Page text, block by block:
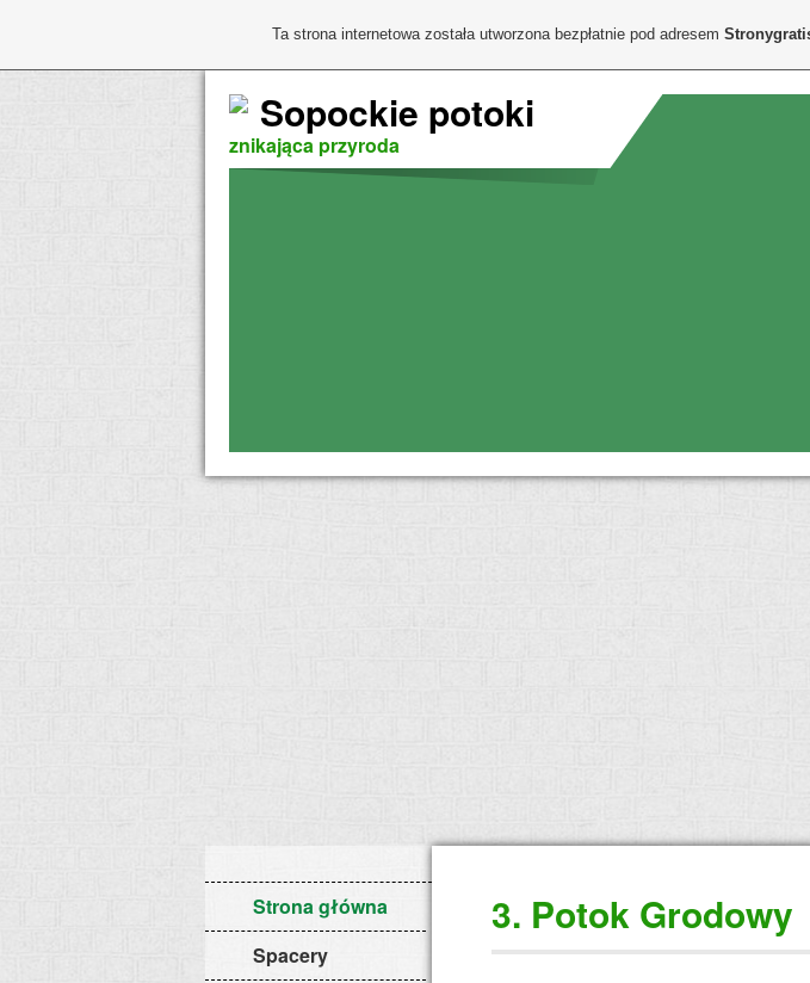
Sopockie potoki
znikająca przyroda
Strona główna
Spacery
3. Potok Grodowy
Ta strona internetowa została utworzona bezpłatnie pod adresem